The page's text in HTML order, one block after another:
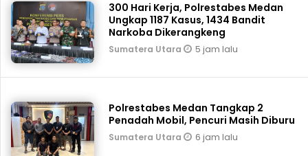
300 Hari Kerja, Polrestabes Medan
Ungkap 1187 Kasus, 1434 Bandit
Narkoba Dikerangkeng
Sumatera Utara 5 jam lalu
Polrestabes Medan Tangkap 2
Penadah Mobil, Pencuri Masih Diburu
Sumatera Utara 6 jam lalu